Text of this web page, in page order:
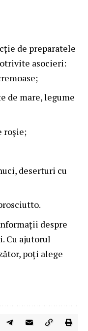
de preparatele
asocieri:
de mare, legume
roșie;
deserturi cu
despre
Cu ajutorul
poți alege